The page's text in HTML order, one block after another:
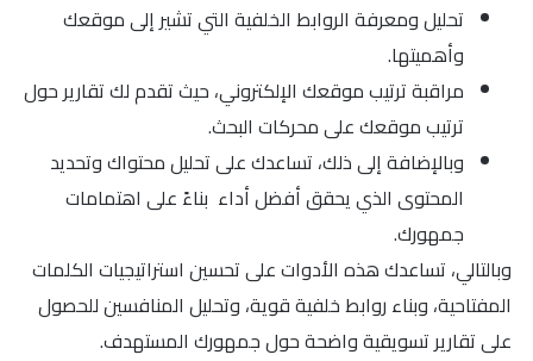
تحليل ومعرفة الروابط الخلفية التي تشير إلى موقعك
وأهميتها.
مراقبة ترتيب موقعك الإلكتروني، حيث تقدم لك تقارير حول
ترتيب موقعك على محركات البحث.
وبالإضافة إلى ذلك، تساعدك على تحليل محتواك وتحديد
المحتوى الذي يحقق أفضل أداء بناءً على اهتمامات
جمهورك.
وبالتالي، تساعدك هذه الأدوات على تحسين استراتيجيات الكلمات
المفتاحية، وبناء روابط خلفية قوية، وتحليل المنافسين للحصول
على تقارير تسويقية واضحة حول جمهورك المستهدف.